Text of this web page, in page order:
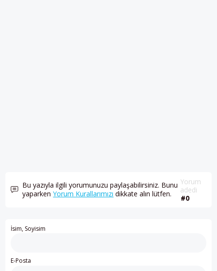
Bu yazıyla ilgili yorumunuzu paylaşabilirsiniz. Bunu
yaparkenYorum Kurallarımızı dikkate alın lütfen.
Yorum
adedi
#0
İsim, Soyisim
E-Posta